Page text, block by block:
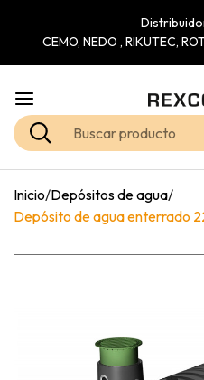
CEMO, NEDO , RIKUTEC,
Inicio/Depósitos de agua/
Depósito de agua enterrado